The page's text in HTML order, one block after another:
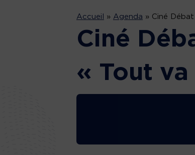
Accueil » Agenda » Ciné
Ciné
« Tout